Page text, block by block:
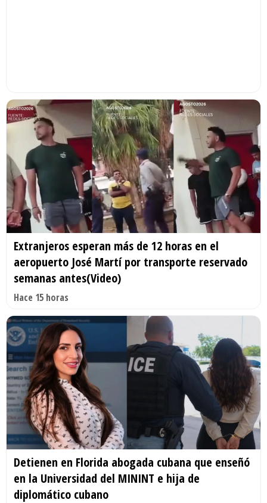
Extranjeros esperan más de 12 horas en el
aeropuerto José Martí por transporte reservado
semanas antes(Video)
Hace 15 horas
Detienen en Florida abogada cubana que enseñó
en la Universidad del MININT e hija de
diplomático cubano